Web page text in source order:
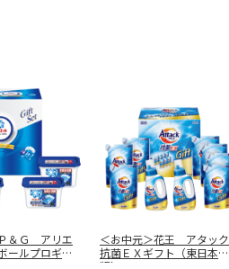
＆Ｇ アリエ
ールプロギフ
＜お中元＞花王 アタック
抗菌ＥＸギフト（東日本